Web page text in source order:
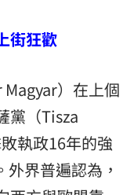
街狂歡
）在上個
黨（Tisza
執政16年的強
界普遍認為，